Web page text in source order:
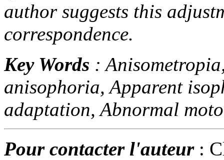
author suggests this
correspondence.
Key Words :
anisophoria, Apparent
adaptation, Abnormal
Pour contacter l'auteur: